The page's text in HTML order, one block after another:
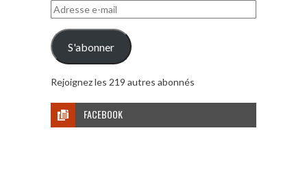
Adresse
e-
mail
S'abonner
Rejoignez les 219 autres abonnés
FACEBOOK